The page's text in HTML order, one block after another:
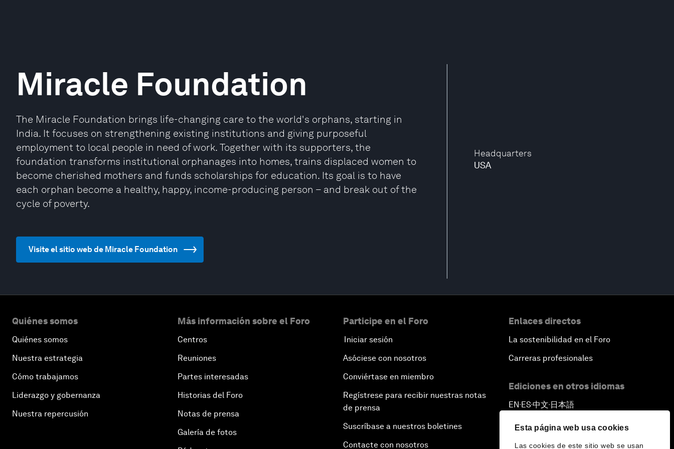
Esta página web usa cookies
Las cookies de este sitio web se usan
Headquarters
USA
Miracle Foundation
The Miracle Foundation brings life-changing care to the world's orphans, starting in
India. It focuses on strengthening existing institutions and giving purposeful
employment to local people in need of work. Together with its supporters, the
foundation transforms institutional orphanages into homes, trains displaced women to
become cherished mothers and funds scholarships for education. Its goal is to have
each orphan become a healthy, happy, income-producing person – and break out of the
cycle of poverty.
Visite el sitio web de Miracle Foundation
Quiénes somos
Quiénes somos
Nuestra estrategia
Cómo trabajamos
Liderazgo y gobernanza
Nuestra repercusión
Más información sobre el Foro
Centros
Reuniones
Partes interesadas
Historias del Foro
Notas de prensa
Galería de fotos
Participe en el Foro
Iniciar sesión
Asóciese con nosotros
Conviértase en miembro
Regístrese para recibir nuestras notas
de prensa
Suscríbase a nuestros boletines
Contacte con nosotros
Enlaces directos
La sostenibilidad en el Foro
Carreras profesionales
Ediciones en otros idiomas
EN ▪ES▪中文▪ 日本語